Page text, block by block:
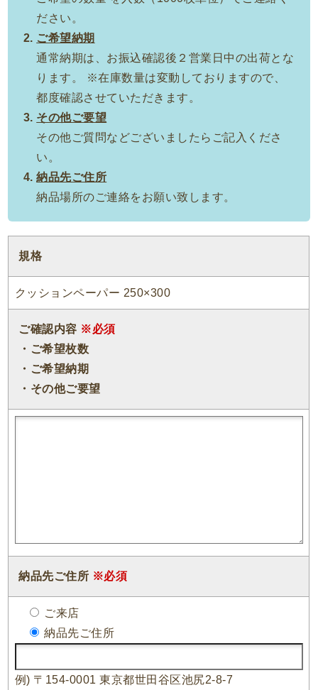
ださい。
ご希望納期
通常納期は、お振込確認後２営業日中の出荷とな
ります。 ※在庫数量は変動しておりますので、
都度確認させていただきます。
その他ご要望
その他ご質問などございましたらご記入くださ
い。
納品先ご住所
納品場所のご連絡をお願い致します。
規格
クッションペーパー 250×300
ご確認内容 ※必須
・ご希望枚数
・ご希望納期
・その他ご要望
納品先ご住所 ※必須
ご来店
納品先ご住所
例) 〒154-0001 東京都世田谷区池尻2-8-7